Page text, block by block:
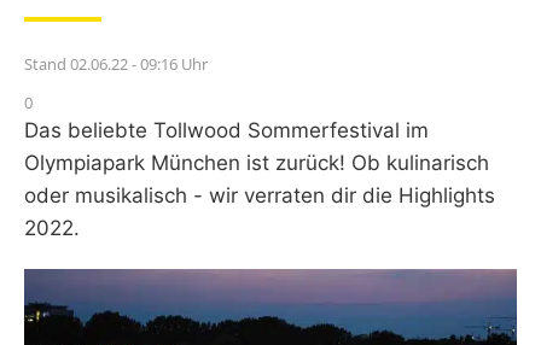
Stand 02.06.22 - 09:16 Uhr
0
Das beliebte Tollwood Sommerfestival im
Olympiapark München ist zurück! Ob kulinarisch
oder musikalisch - wir verraten dir die Highlights
2022.